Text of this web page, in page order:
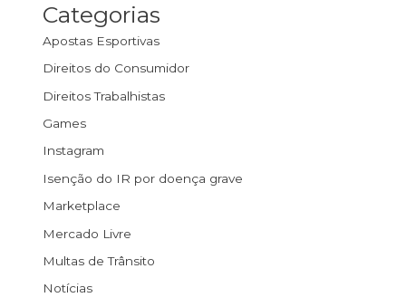
Categorias
Apostas Esportivas
Direitos do Consumidor
Direitos Trabalhistas
Games
Instagram
Isenção do IR por doença grave
Marketplace
Mercado Livre
Multas de Trânsito
Notícias